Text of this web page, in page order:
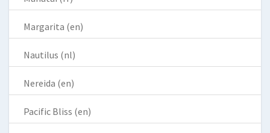
Margarita (en)
Nautilus (nl)
Nereida (en)
Pacific Bliss (en)